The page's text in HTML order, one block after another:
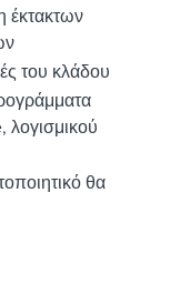
έκτακτων
του κλάδου
λογισμικού
θα